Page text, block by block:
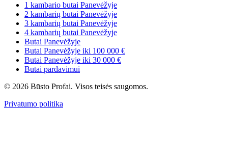
1 kambario butai Panevėžyje
2 kambarių butai Panevėžyje
3 kambarių butai Panevėžyje
4 kambarių butai Panevėžyje
Butai Panevėžyje
Butai Panevėžyje iki 100 000 €
Butai Panevėžyje iki 30 000 €
Butai pardavimui
© 2026 Būsto Profai. Visos teisės saugomos.
Privatumo politika